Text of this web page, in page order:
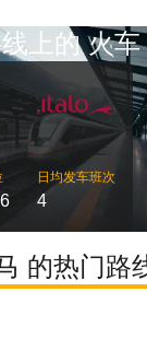
上的 火车
日均发车班次
4
的热门路